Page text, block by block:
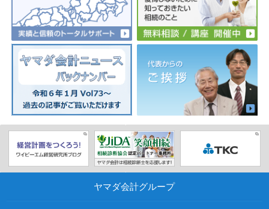
ヤマダ会計グループ